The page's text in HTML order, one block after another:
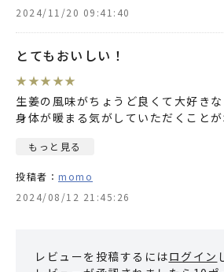
2024/11/20 09:41:40
とてもおいしい！
★ ★★ ★★
生姜の風味がちょうど良くて大好き
身体が暖まる気がしていただくこと
もっと見る
投稿者： momo
2024/08/12 21:45:26
レビューを投稿するにはログイン